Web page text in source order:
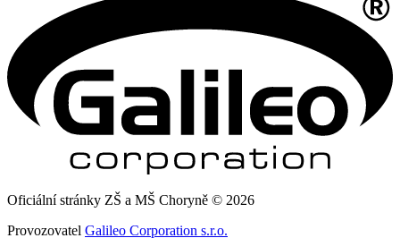
Oficiální stránky ZŠ a MŠ Choryně © 2026
Provozovatel Galileo Corporation s.r.o.